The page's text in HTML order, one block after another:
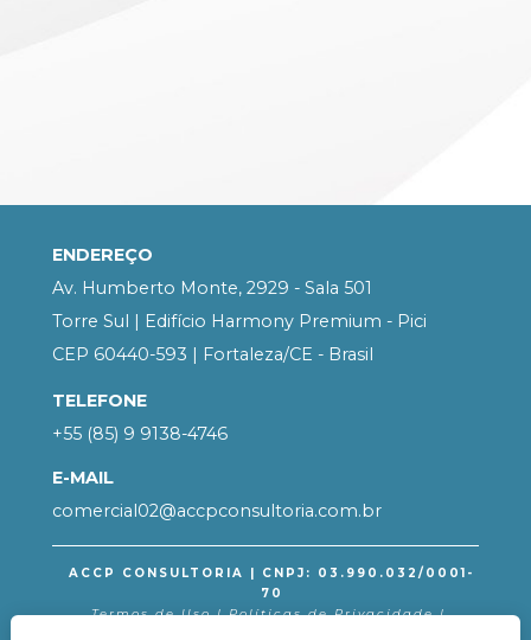
ENDEREÇO
Av. Humberto Monte, 2929 - Sala 501
Torre Sul | Edifício Harmony Premium - Pici
CEP 60440-593 | Fortaleza/CE - Brasil
ACCP CONSULTORIA | CNPJ: 03.990.032/0001-
70
Termos de Uso | Políticas de Privacidade |
E-MAIL
comercial02@accpconsultoria.com.br
TELEFONE
+55 (85) 9 9138-4746